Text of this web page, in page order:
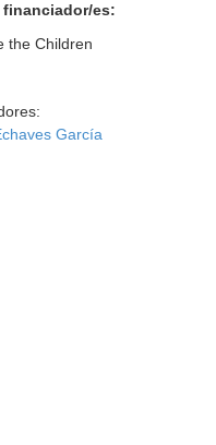
financiador/es:
the Children
García